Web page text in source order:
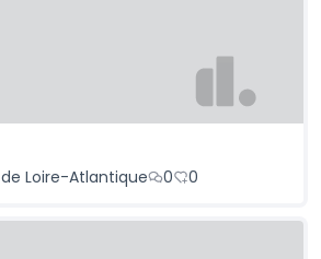
Loire-Atlantique 0 0